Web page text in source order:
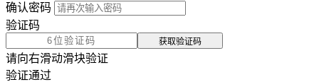
确认密码
验证码
获取验证码
请向右滑动滑块验证
验证通过